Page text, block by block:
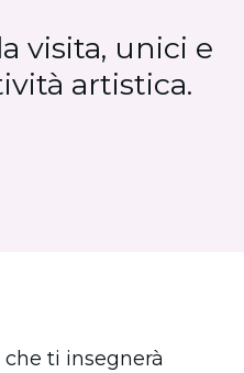
visita, unici e
artistica.
ti insegnerà